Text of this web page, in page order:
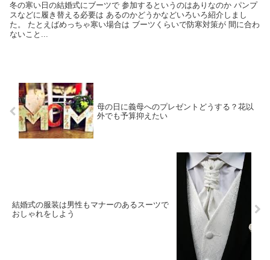
冬の寒い日の結婚式にブーツで 参加するというのはありなのか パンプ
スなどに履き替える必要は あるのかどうかなどいろいろ紹介しまし
た。 たとえばめっちゃ寒い場合は ブーツくらいで防寒対策が 間に合わ
ないこと...
母の日に義母へのプレゼントどうする？花以
外でも予算抑えたい
結婚式の服装は男性もマナーのあるスーツで
おしゃれをしよう